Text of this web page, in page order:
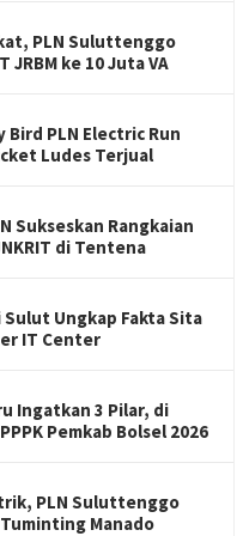
PLN Suluttenggo
JRBM ke 10 Juta VA
PLN Electric Run
Ludes Terjual
Sukseskan Rangkaian
di Tentena
Ungkap Fakta Sita
IT Center
Ingatkan 3 Pilar, di
Pemkab Bolsel 2026
PLN Suluttenggo
Manado